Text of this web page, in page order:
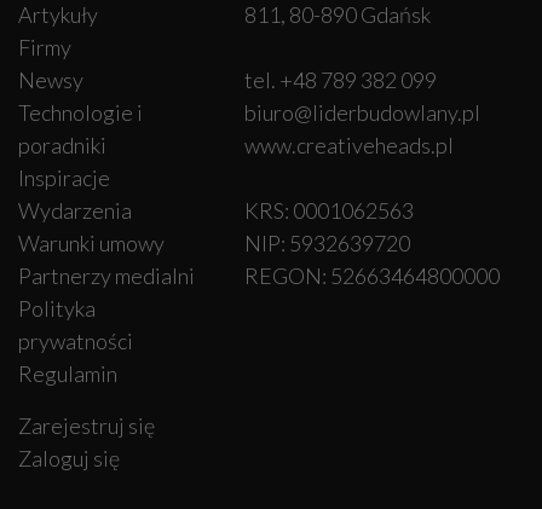
Artykuły
Firmy
Newsy
Technologie i
poradniki
Inspiracje
Wydarzenia
Warunki umowy
Partnerzy medialni
Polityka
prywatności
Regulamin
Zarejestruj się
Zaloguj się
811, 80-890 Gdańsk
tel. +48 789 382 099
biuro@liderbudowlany.pl
www.creativeheads.pl
KRS: 0001062563
NIP: 5932639720
REGON: 52663464800000